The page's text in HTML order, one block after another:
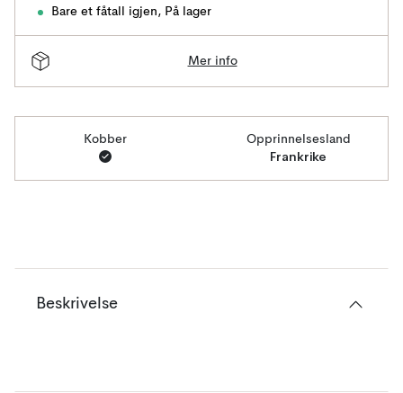
Bare et fåtall igjen, På lager
Mer info
Kobber Opprinnelsesland
Frankrike
Beskrivelse